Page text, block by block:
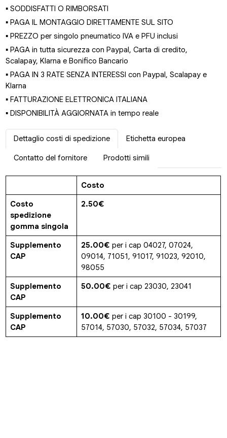
▪ SODDISFATTI O RIMBORSATI
▪ PAGA IL MONTAGGIO DIRETTAMENTE SUL SITO
▪ PREZZO per singolo pneumatico IVA e PFU inclusi
▪ PAGA in tutta sicurezza con Paypal, Carta di credito,
Scalapay, Klarna e Bonifico Bancario
▪ PAGA IN 3 RATE SENZA INTERESSI con Paypal, Scalapay e
Klarna
▪ FATTURAZIONE ELETTRONICA ITALIANA
▪ DISPONIBILITÀ AGGIORNATA in tempo reale
Dettaglio costi di spedizione Etichetta europea
Contatto del fornitore Prodotti simili
Costo
Costo
spedizione
gomma singola
2.50€
Supplemento
CAP
25.00€ per i cap 04027, 07024,
09014, 71051, 91017, 91023, 92010,
98055
Supplemento
CAP
50.00€ per i cap 23030, 23041
Supplemento
CAP
10.00€ per i cap 30100 - 30199,
57014, 57030, 57032, 57034, 57037